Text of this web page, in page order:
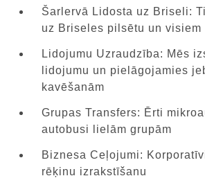
Šarlervā Lidosta uz Briseli:
uz Briseles pilsētu un visiem
Lidojumu Uzraudzība: Mēs
lidojumu un pielāgojamies
kavēšanām
Grupas Transfers: Ērti
autobusi lielām grupām
Biznesa Ceļojumi:
rēķinu izrakstīšanu